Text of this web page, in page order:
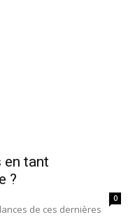
en tant
?
0
de ces dernières